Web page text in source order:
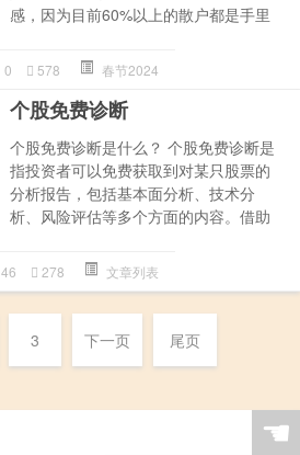
感，因为目前60%以上的散户都是手里
0 578 春节2024
个股免费诊断
个股免费诊断是什么？ 个股免费诊断是
指投资者可以免费获取到对某只股票的
分析报告，包括基本面分析、技术分
析、风险评估等多个方面的内容。借助
46 278 文章列表
3 下一页 尾页
☚